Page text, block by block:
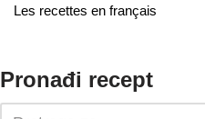
Les recettes en français
Pronađi recept